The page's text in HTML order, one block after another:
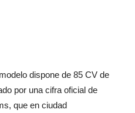
dispone de 85 CV de
por una cifra oficial de
que en ciudad